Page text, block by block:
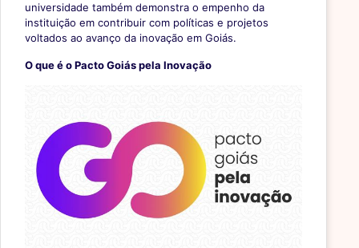
universidade também demonstra o empenho da
instituição em contribuir com políticas e projetos
voltados ao avanço da inovação em Goiás.
O que é o Pacto Goiás pela Inovação